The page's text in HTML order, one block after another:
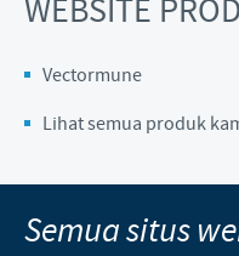
WEBSITE
Vectormune
Lihat semua produk
Semua situs